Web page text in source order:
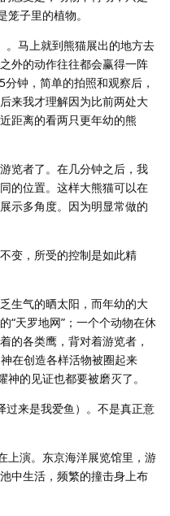
笼子里的植物。
。马上就到熊猫展出的地方去
外的动作往往都会赢得一阵
钟，简单的拍照和观察后，
来我才理解因为比前两处大
距离的看两只更年幼的熊
览者了。在几分钟之后，我
的位置。这样大熊猫可以在
示多角度。因为明显常做的
变，所受的控制是如此精
生气的晒太阳，而年幼的大
“天罗地网”；一个个动物在休
的各类鹰，背对着游览者，
在创造各样活物被圈起来
神的见证也都要被磨灭了。
来是我爱鱼）。不是真正意
上演。东京海洋展览馆里，游
中生活，频繁的撞击身上布